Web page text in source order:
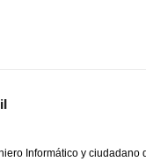
Informático y